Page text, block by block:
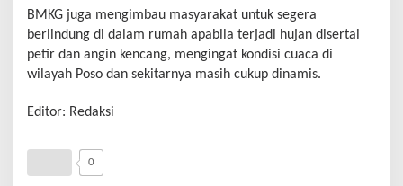
BMKG juga mengimbau masyarakat untuk segera
berlindung di dalam rumah apabila terjadi hujan disertai
petir dan angin kencang, mengingat kondisi cuaca di
wilayah Poso dan sekitarnya masih cukup dinamis.
Editor: Redaksi
0